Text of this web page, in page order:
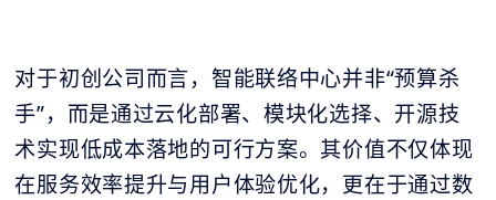
对于初创公司而言，智能联络中心并非“预算杀
手”，而是通过云化部署、模块化选择、开源技
术实现低成本落地的可行方案。其价值不仅体现
在服务效率提升与用户体验优化，更在于通过数